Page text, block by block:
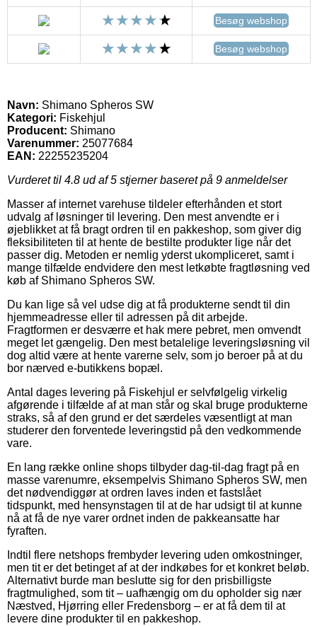
Besøg webshop
Besøg webshop
Navn: Shimano Spheros SW
Kategori: Fiskehjul
Producent: Shimano
Varenummer: 25077684
EAN: 22255235204
Vurderet til 4.8 ud af 5 stjerner baseret på 9 anmeldelser
Masser af internet varehuse tildeler efterhånden et stort
udvalg af løsninger til levering. Den mest anvendte er i
øjeblikket at få bragt ordren til en pakkeshop, som giver dig
fleksibiliteten til at hente de bestilte produkter lige når det
passer dig. Metoden er nemlig yderst ukompliceret, samt i
mange tilfælde endvidere den mest letkøbte fragtløsning ved
køb af Shimano Spheros SW.
Du kan lige så vel udse dig at få produkterne sendt til din
hjemmeadresse eller til adressen på dit arbejde.
Fragtformen er desværre et hak mere pebret, men omvendt
meget let gængelig. Den mest betalelige leveringsløsning vil
dog altid være at hente varerne selv, som jo beroer på at du
bor nærved e-butikkens bopæl.
Antal dages levering på Fiskehjul er selvfølgelig virkelig
afgørende i tilfælde af at man står og skal bruge produkterne
straks, så af den grund er det særdeles væsentligt at man
studerer den forventede leveringstid på den vedkommende
vare.
En lang række online shops tilbyder dag-til-dag fragt på en
masse varenumre, eksempelvis Shimano Spheros SW, men
det nødvendiggør at ordren laves inden et fastslået
tidspunkt, med hensynstagen til at de har udsigt til at kunne
nå at få de nye varer ordnet inden de pakkeansatte har
fyraften.
Indtil flere netshops frembyder levering uden omkostninger,
men tit er det betinget af at der indkøbes for et konkret beløb.
Alternativt burde man beslutte sig for den prisbilligste
fragtmulighed, som tit – uafhængig om du opholder sig nær
Næstved, Hjørring eller Fredensborg – er at få dem til at
levere dine produkter til en pakkeshop.